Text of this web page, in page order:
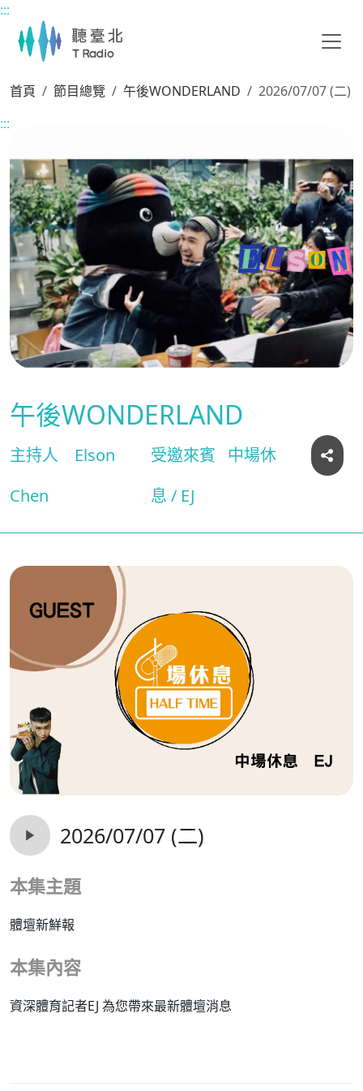
主要內容區塊
:::
首頁 節目總覽 午後WONDERLAND
2026/07/07 (二)
:::
午後WONDERLAND
主持人
Elson
Chen
受邀來賓
中場休
息 / EJ
2026/07/07 (二)
本集主題
體壇新鮮報
本集內容
資深體育記者EJ 為您帶來最新體壇消息